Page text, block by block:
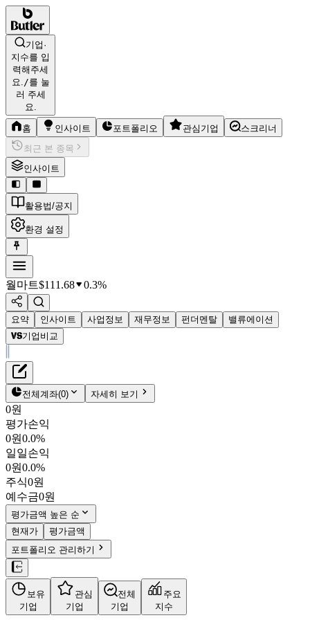
기업·
지수를 입
력해주세
요./를 눌
러 주세
요.
홈 인사이트 포트폴리오 관심기업
스크리너
최근 본 종목
인사이트
활용법/공지
환경 설정
월마트$111.68 0.3%
요약 인사이트 사업정보 재무정보 펀더멘탈
밸류에이션
기업비교
월마트
$111.68
WMT
NASDAQ
시가총액
PBR9.46
PER39.45
결산월1월
4분기누적 분기
연도
10년
5년
사업정보
더보기
재무정보
펀더멘탈
밸류에이션
전체계좌(0) 자세히 보기
0원
평가손익
0원0.0%
일일손익
0원0.0%
주식0원
예수금0원
평가금액 높은 순
현재가
평가금액
포트폴리오 관리하기
보유
기업
관심
기업
전체
기업
주요
지수